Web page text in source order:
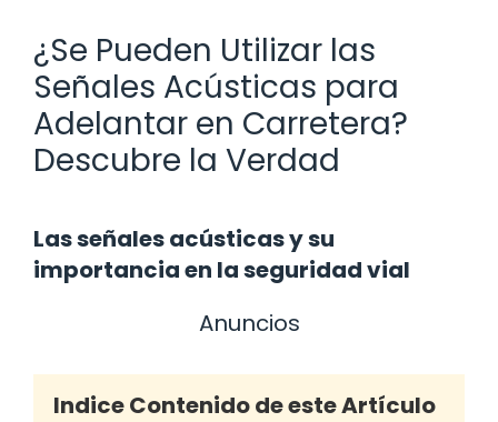
¿Se Pueden Utilizar las
Señales Acústicas para
Adelantar en Carretera?
Descubre la Verdad
Las señales acústicas y su
importancia en la seguridad vial
Anuncios
Indice Contenido de este Artículo